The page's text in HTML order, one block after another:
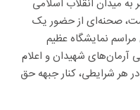
میدان انقلاب اسلامی
صحنه‌ای از حضور یک
نمایشگاه عظیم
آرمان‌های شهیدان و اعلام
هر شرایطی، کنار جبهه حق